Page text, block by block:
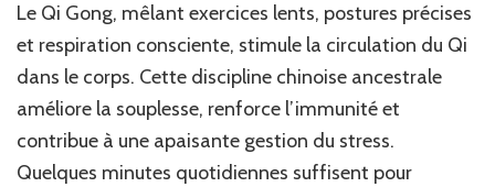
Le Qi Gong, mêlant exercices lents, postures précises
et respiration consciente, stimule la circulation du Qi
dans le corps. Cette discipline chinoise ancestrale
améliore la souplesse, renforce l’immunité et
contribue à une apaisante gestion du stress.
Quelques minutes quotidiennes suffisent pour